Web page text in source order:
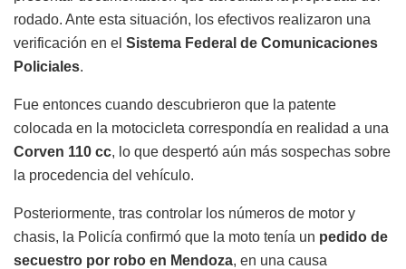
rodado. Ante esta situación, los efectivos realizaron una
verificación en el Sistema Federal de Comunicaciones
Policiales.
Fue entonces cuando descubrieron que la patente
colocada en la motocicleta correspondía en realidad a una
Corven 110 cc, lo que despertó aún más sospechas sobre
la procedencia del vehículo.
Posteriormente, tras controlar los números de motor y
chasis, la Policía confirmó que la moto tenía un pedido de
secuestro por robo en Mendoza, en una causa